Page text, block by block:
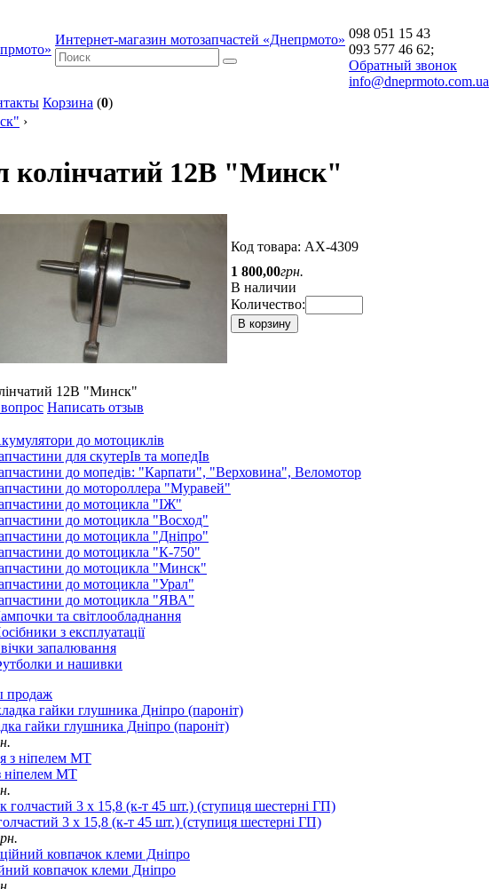
Интернет-магазин мотозапчастей «Днепрмото» 098 051 15 43
093 577 46 62;
Обратный звонок
info@dneprmoto.com.ua
Корзина (0)
›
колінчатий 12В "Минск"
Код товара: АХ-4309
1 800,00грн.
В наличии
Количество:
В корзину
12В "Минск"
Написать отзыв
до мотоциклів
для скутерІв та мопедІв
до мопедів: "Карпати", "Верховина", Веломотор
до мотороллера "Муравей"
до мотоцикла "ІЖ"
до мотоцикла "Восход"
до мотоцикла "Дніпро"
до мотоцикла "К-750"
до мотоцикла "Минск"
до мотоцикла "Урал"
до мотоцикла "ЯВА"
та світлообладнання
з експлуатації
запалювання
и нашивки
продаж
гайки глушника Дніпро (пароніт)
ніпелем МТ
3 х 15,8 (к-т 45 шт.) (ступиця шестерні ГП)
ковпачок клеми Дніпро